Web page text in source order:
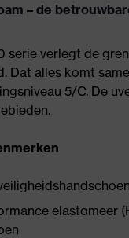
– de
serie verlegt de
Dat alles komt
5/C. De
elastomeer